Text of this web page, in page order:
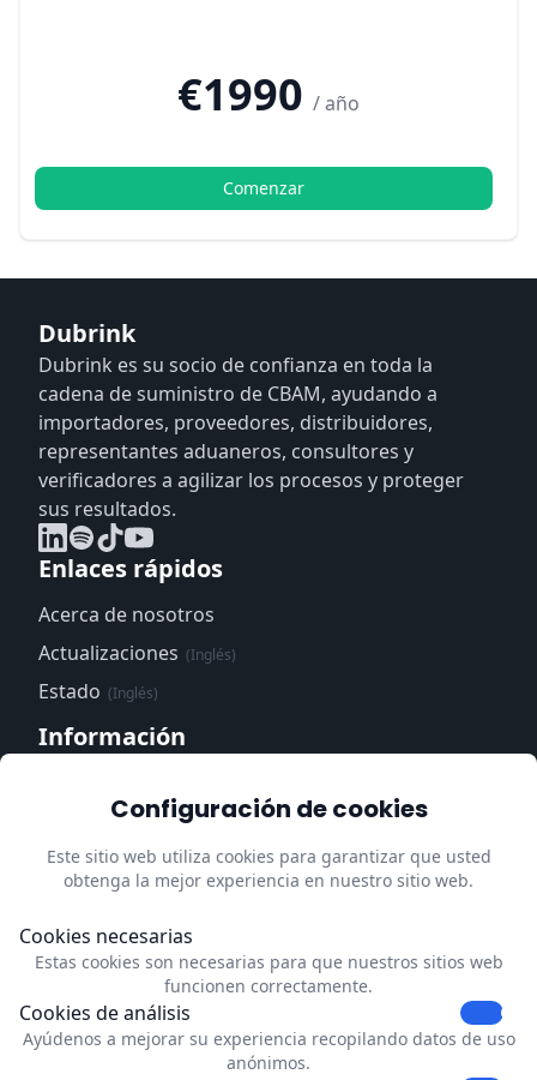
€1990 / año
Comenzar
Dubrink
Dubrink es su socio de confianza en toda la
cadena de suministro de CBAM, ayudando a
importadores, proveedores, distribuidores,
representantes aduaneros, consultores y
verificadores a agilizar los procesos y proteger
sus resultados.
Enlaces rápidos
Acerca de nosotros
Actualizaciones (Inglés)
Estado (Inglés)
Información
Política de privacidad(Inglés)
Impressum(Inglés)
Actualizar las preferencias de
cookies
Contacto
Dubrink
Strevelsweg 700-303
Configuración de cookies
Este sitio web utiliza cookies para garantizar que usted
obtenga la mejor experiencia en nuestro sitio web.
Cookies necesarias
Estas cookies son necesarias para que nuestros sitios web
funcionen correctamente.
Cookies de análisis
Ayúdenos a mejorar su experiencia recopilando datos de uso
anónimos.